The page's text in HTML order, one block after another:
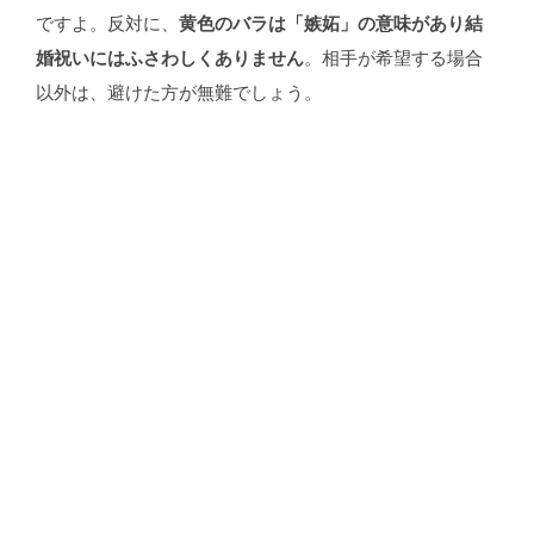
ですよ。反対に、 黄色のバラは「嫉妬」の意味があり結
婚祝いにはふさわしくありません。相手が希望する場合
以外は、避けた方が無難でしょう。